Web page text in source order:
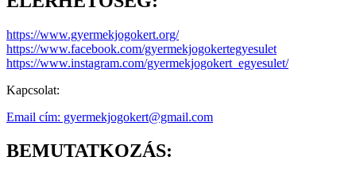
https://www.gyermekjogokert.org/
https://www.facebook.com/gyermekjogokertegyesulet
https://www.instagram.com/gyermekjogokert_egyesulet/
Kapcsolat:
Email cím: gyermekjogokert@gmail.com
BEMUTATKOZÁS: